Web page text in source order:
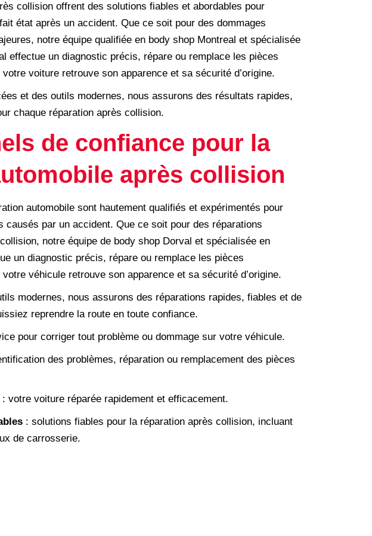
collision offrent des solutions fiables et abordables pour
état après un accident. Que ce soit pour des dommages
notre équipe qualifiée en body shop Montreal et spécialisée
effectue un diagnostic précis, répare ou remplace les pièces
voiture retrouve son apparence et sa sécurité d’origine.
et des outils modernes, nous assurons des résultats rapides,
chaque réparation après collision.
de confiance pour la
après collision
automobile sont hautement qualifiés et expérimentés pour
causés par un accident. Que ce soit pour des réparations
notre équipe de body shop Dorval et spécialisée en
un diagnostic précis, répare ou remplace les pièces
véhicule retrouve son apparence et sa sécurité d’origine.
modernes, nous assurons des réparations rapides, fiables et de
reprendre la route en toute confiance.
pour corriger tout problème ou dommage sur votre véhicule.
des problèmes, réparation ou remplacement des pièces
: votre voiture réparée rapidement et efficacement.
: solutions fiables pour la réparation après collision, incluant
de carrosserie.